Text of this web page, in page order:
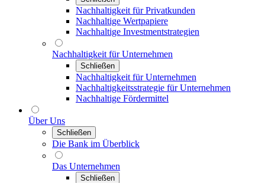
Nachhaltigkeit für Privatkunden
Nachhaltige Wertpapiere
Nachhaltige Investmentstrategien
Nachhaltigkeit für Unternehmen
Schließen
Nachhaltigkeit für Unternehmen
Nachhaltigkeitsstrategie für Unternehmen
Nachhaltige Fördermittel
Über Uns
Schließen
Die Bank im Überblick
Das Unternehmen
Schließen